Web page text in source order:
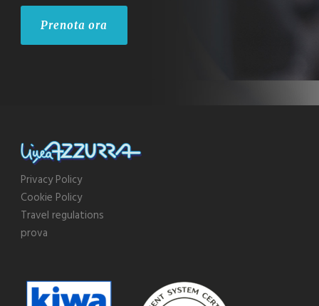
Prenota ora
Privacy Policy
Cookie Policy
Travel regulations
prova